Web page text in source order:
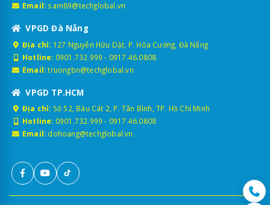
Email: sam89@techglobal.vn
VPGD Đà Nẵng
Địa chỉ: 127 Nguyễn Hữu Dật, P. Hòa Cường, Đà Nẵng
Hotline: 0901.732.999 - 0917.46.0808
Email: truongbn@techglobal.vn
VPGD TP.HCM
Địa chỉ: Số 52, Bàu Cát 2, P. Tân Bình, TP. Hồ Chí Minh
Hotline: 0901.732.999 - 0917.46.0808
Email: dohoang@techglobal.vn